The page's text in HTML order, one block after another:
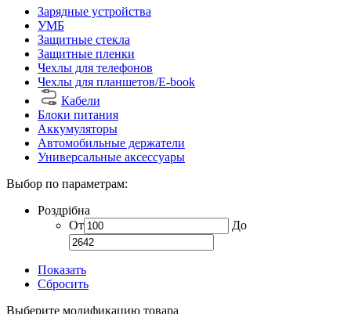
Зарядные устройства
УМБ
Защитные стекла
Защитные пленки
Чехлы для телефонов
Чехлы для планшетов/E-book
Кабели
Блоки питания
Аккумуляторы
Автомобильные держатели
Универсальные аксессуары
Выбор по параметрам:
Роздрібна
От
До
Показать
Сбросить
Выберите модификацию товара